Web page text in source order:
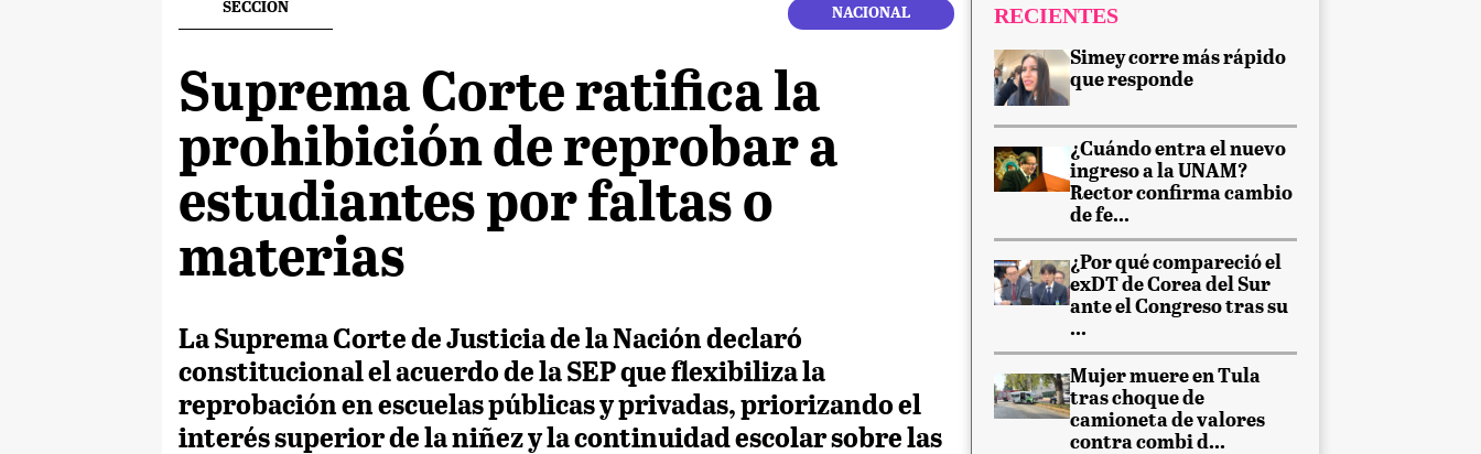
SECCION NACIONAL
Suprema Corte ratifica la
prohibición de reprobar a
estudiantes por faltas o
materias
La Suprema Corte de Justicia de la Nación declaró
constitucional el acuerdo de la SEP que flexibiliza la
reprobación en escuelas públicas y privadas, priorizando el
interés superior de la niñez y la continuidad escolar sobre las
RECIENTES
Simey corre más rápido
que responde
¿Cuándo entra el nuevo
ingreso a la UNAM?
Rector confirma cambio
de fe...
¿Por qué compareció el
exDT de Corea del Sur
ante el Congreso tras su
...
Mujer muere en Tula
tras choque de
camioneta de valores
contra combi d...